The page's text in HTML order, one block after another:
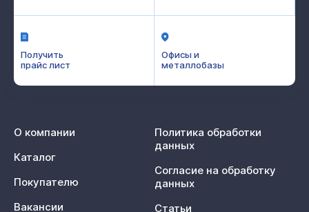
Получить
прайс лист
Офисы и
металлобазы
О компании
Каталог
Покупателю
Вакансии
Политика обработки
данных
Согласие на обработку
данных
Статьи